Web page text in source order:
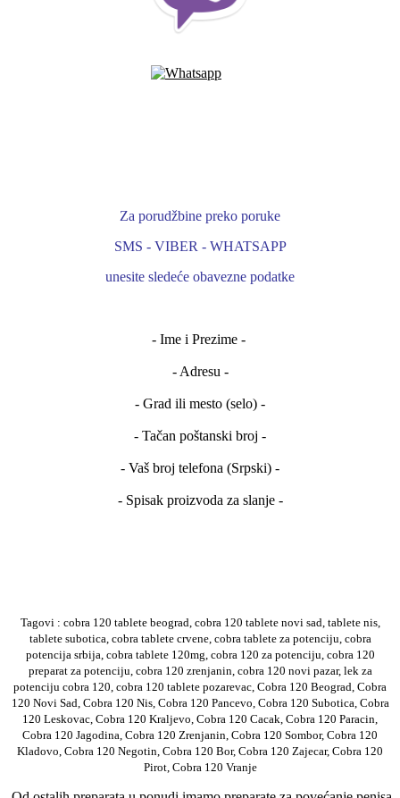
Za porudžbine preko poruke
SMS - VIBER - WHATSAPP
unesite sledeće obavezne podatke
- Ime i Prezime -
- Adresu -
- Grad ili mesto (selo) -
- Tačan poštanski broj -
- Vaš broj telefona (Srpski) -
- Spisak proizvoda za slanje -
Tagovi : cobra 120 tablete beograd, cobra 120 tablete novi sad, tablete nis,
tablete subotica, cobra tablete crvene, cobra tablete za potenciju, cobra
potencija srbija, cobra tablete 120mg, cobra 120 za potenciju, cobra 120
preparat za potenciju, cobra 120 zrenjanin, cobra 120 novi pazar, lek za
potenciju cobra 120, cobra 120 tablete pozarevac, Cobra 120 Beograd, Cobra
120 Novi Sad, Cobra 120 Nis, Cobra 120 Pancevo, Cobra 120 Subotica, Cobra
120 Leskovac, Cobra 120 Kraljevo, Cobra 120 Cacak, Cobra 120 Paracin,
Cobra 120 Jagodina, Cobra 120 Zrenjanin, Cobra 120 Sombor, Cobra 120
Kladovo, Cobra 120 Negotin, Cobra 120 Bor, Cobra 120 Zajecar, Cobra 120
Pirot, Cobra 120 Vranje